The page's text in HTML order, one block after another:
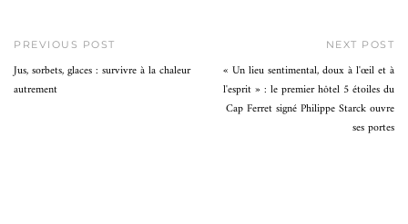
PREVIOUS POST
Jus, sorbets, glaces : survivre à la chaleur
autrement
NEXT POST
« Un lieu sentimental, doux à l'œil et à
l'esprit » : le premier hôtel 5 étoiles du
Cap Ferret signé Philippe Starck ouvre
ses portes